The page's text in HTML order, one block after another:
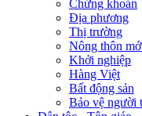
Chứng khoán
Địa phương
Thị trường
Nông thôn
Khởi nghiệp
Hàng Việt
Bất động sản
Bảo vệ người